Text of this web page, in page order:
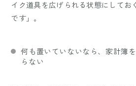
イク道具を広げられる状態にしてお
です」。
何も置いていないなら、家計簿
らない